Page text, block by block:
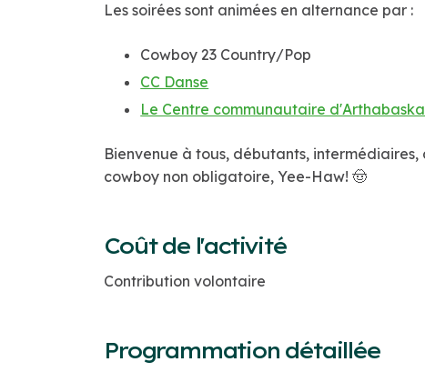
Les soirées sont animées en alternance par :
Cowboy 23 Country/Pop
CC Danse
Le Centre communautaire d'Arthabaska
Bienvenue à tous, débutants,
cowboy non obligatoire, Yee-Haw! 🤠
Coût de l'activité
Contribution volontaire
Programmation détaillée